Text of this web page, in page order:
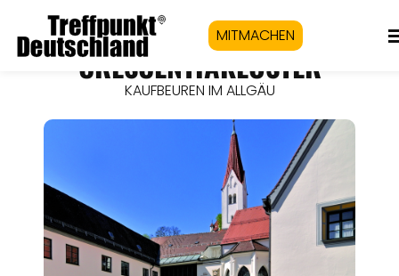
MITMACHEN
CRESCENTIAKLOSTER
KAUFBEUREN IM ALLGÄU